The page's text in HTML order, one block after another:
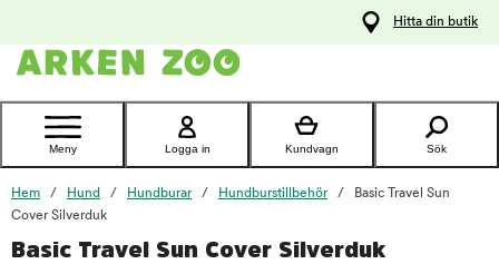
Kontakta
Hitta din butik
Meny Logga in Kundvagn Sök
Hem Hund Hundburar Hundburstillbehör
Basic Travel Sun
Cover Silverduk
Basic Travel Sun Cover Silverduk
foo